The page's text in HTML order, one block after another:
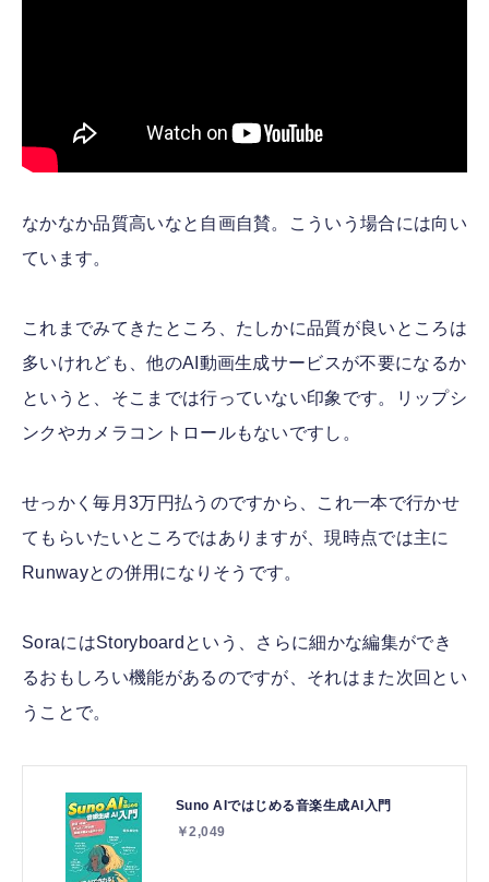
なかなか品質高いなと自画自賛。こういう場合には向い
ています。
これまでみてきたところ、たしかに品質が良いところは
多いけれども、他のAI動画生成サービスが不要になるか
というと、そこまでは行っていない印象です。リップシ
ンクやカメラコントロールもないですし。
せっかく毎月3万円払うのですから、これ一本で行かせ
てもらいたいところではありますが、現時点では主に
Runwayとの併用になりそうです。
SoraにはStoryboardという、さらに細かな編集ができ
るおもしろい機能があるのですが、それはまた次回とい
うことで。
Suno AIではじめる音楽生成AI入門
￥2,049